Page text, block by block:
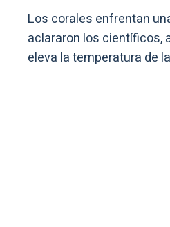
Los corales enfrentan
aclararon los científicos,
eleva la temperatura de